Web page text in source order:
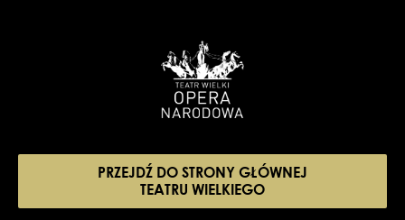
PRZEJDŹ DO STRONY GŁÓWNEJ
TEATRU WIELKIEGO